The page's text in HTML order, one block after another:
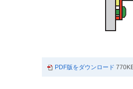
PDF版をダウンロード